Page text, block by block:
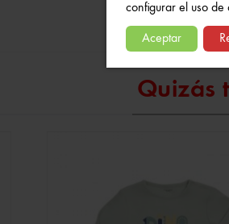
configurar el uso de
Aceptar
Quizás